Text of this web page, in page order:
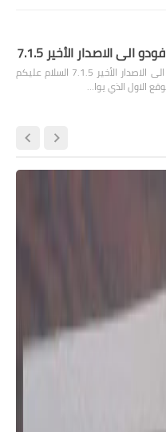
الاصدار الأخير 7.1.5
تحديث نسخة تطبيق فودو الى الاصدار الأخير 7.1.5 السلام عليكم
الاول الذي يوا…